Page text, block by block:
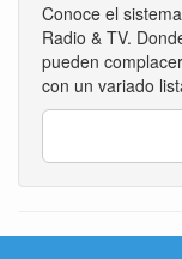
Conoce el
Radio & TV.
pueden
con un variado